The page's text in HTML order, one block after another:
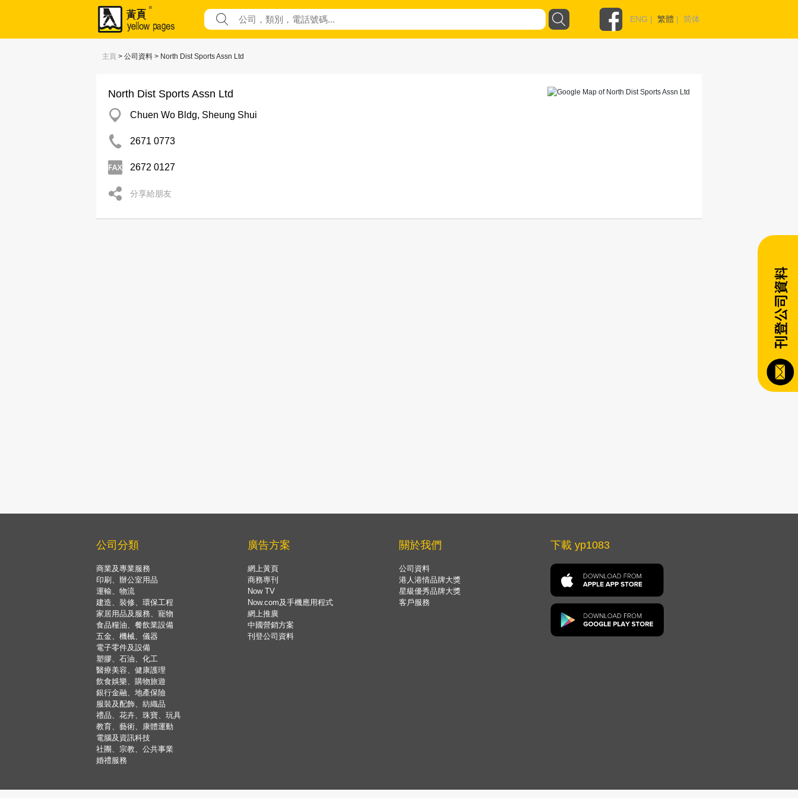
ENG | 繁體 | 简体
主頁 > 公司資料 > North Dist Sports Assn Ltd
North Dist Sports Assn Ltd
Chuen Wo Bldg, Sheung Shui
2671 0773
2672 0127
分享給朋友
公司分類
商業及專業服務
印刷、辦公室用品
運輸、物流
建造、裝修、環保工程
家居用品及服務、寵物
食品糧油、餐飲業設備
五金、機械、儀器
電子零件及設備
塑膠、石油、化工
醫療美容、健康護理
飲食娛樂、購物旅遊
銀行金融、地產保險
服裝及配飾、紡織品
禮品、花卉、珠寶、玩具
教育、藝術、康體運動
電腦及資訊科技
社團、宗教、公共事業
婚禮服務
廣告方案
網上黃頁
商務專刊
Now TV
Now.com及手機應用程式
網上推廣
中國營銷方案
刊登公司資料
關於我們
公司資料
港人港情品牌大獎
星級優秀品牌大獎
客戶服務
下載 yp1083